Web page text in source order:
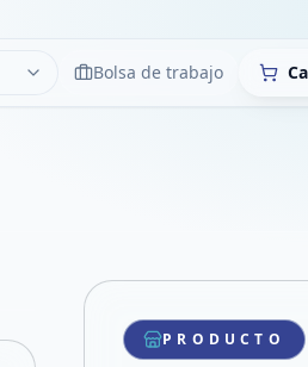
LimpiarBolsa de trabajo
Compartir producto
Compartir por WhatsApp
Compartir por mail
PRODUCTO